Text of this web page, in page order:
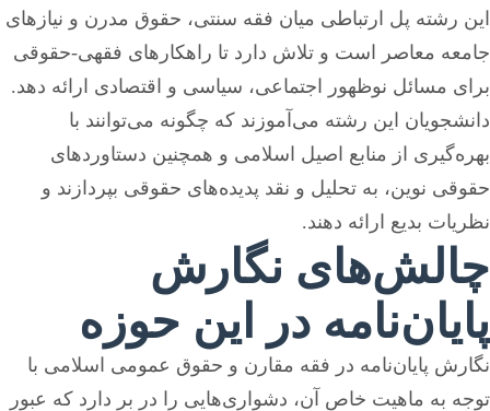
این رشته پل ارتباطی میان فقه سنتی، حقوق مدرن و نیازهای
جامعه معاصر است و تلاش دارد تا راهکارهای فقهی-حقوقی
برای مسائل نوظهور اجتماعی، سیاسی و اقتصادی ارائه دهد.
دانشجویان این رشته می‌آموزند که چگونه می‌توانند با
بهره‌گیری از منابع اصیل اسلامی و همچنین دستاوردهای
حقوقی نوین، به تحلیل و نقد پدیده‌های حقوقی بپردازند و
نظریات بدیع ارائه دهند.
چالش‌های نگارش
پایان‌نامه در این حوزه
نگارش پایان‌نامه در فقه مقارن و حقوق عمومی اسلامی با
توجه به ماهیت خاص آن، دشواری‌هایی را در بر دارد که عبور